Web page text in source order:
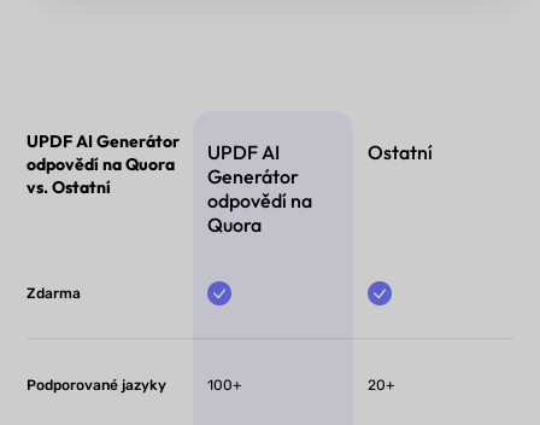
UPDF AI Generátor
odpovědí na Quora
vs. Ostatní
UPDF AI
Generátor
odpovědí na
Quora
Ostatní
Zdarma
Podporované jazyky 100+ 20+